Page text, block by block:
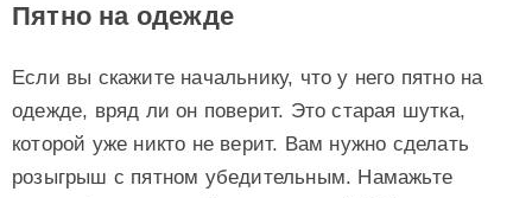
Пятно на одежде
Если вы скажите начальнику, что у него пятно на
одежде, вряд ли он поверит. Это старая шутка,
которой уже никто не верит. Вам нужно сделать
розыгрыш с пятном убедительным. Намажьте